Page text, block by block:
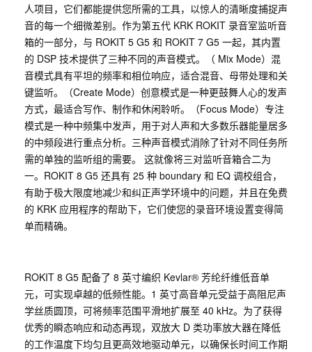
人项目，它们都能提供您所需的工具，以惊人的清晰度捕捉声
音的每一个细微差别。作为第五代 KRK ROKIT 录音室监听音
箱的一部分，与 ROKIT 5 G5 和 ROKIT 7 G5 一起，其内置
的 DSP 技术提供了三种不同的声音模式。（ Mix Mode）混
音模式具有平坦的频率和相位响应，适合混音、母带处理和关
键监听。（Create Mode）创意模式是一种更鼓舞人心的发声
方式，最适合写作、制作和休闲聆听。（Focus Mode）专注
模式是一种中频集中发声，用于对人声和大多数乐器能量居多
的中频段进行重点分析。三种声音模式消除了针对不同任务所
需的单独的监听组的需要。 这就像将三对监听音箱合二为
一。ROKIT 8 G5 还具有 25 种 boundary 和 EQ 调校组合，
有助于极大限度地减少和纠正声学环境中的问题，并且在免费
的 KRK 应用程序的帮助下，它们使您的录音环境设置变得简
单而精确。
ROKIT 8 G5 配备了 8 英寸编织 Kevlar® 芳纶纤维低音单
元，可实现卓越的低频性能。1 英寸高音单元受益于高阻尼声
学丝质圆顶，可将频率范围平滑地扩展至 40 kHz。为了获得
优秀的瞬态响应和动态再现，双放大 D 类功率放大器在降低
的工作温度下均匀且更高效地驱动单元，以确保长时间工作期